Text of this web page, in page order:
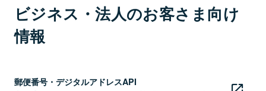
ビジネス・法人のお客さま向け
情報
郵便番号・デジタルアドレスAPI